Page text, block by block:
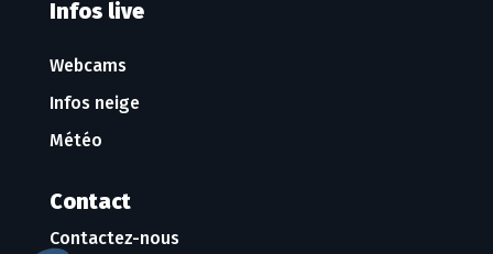
Infos live
Webcams
Infos neige
Météo
Contact
Contactez-nous